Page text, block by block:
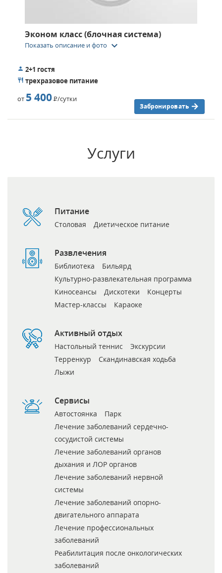
Эконом класс (блочная система)
Показать описание и фото keyboard_arrow_down
2+1 гостя
трехразовое питание
от 5 400Р/сутки
Забронировать
Услуги
Питание
Столовая Диетическое питание
Развлечения
Библиотека
Бильярд
Культурно-развлекательная программа
Киносеансы
Дискотеки
Концерты
Мастер-классы
Караоке
Активный отдых
Настольный теннис
Экскурсии
Терренкур
Скандинавская ходьба
Лыжи
Сервисы
Автостоянка
Парк
Лечение заболеваний сердечно-
сосудистой системы
Лечение заболеваний органов
дыхания и ЛОР органов
Лечение заболеваний нервной
системы
Лечение заболеваний опорно-
двигательного аппарата
Лечение профессиональных
заболеваний
Реабилитация после онкологических
заболеваний